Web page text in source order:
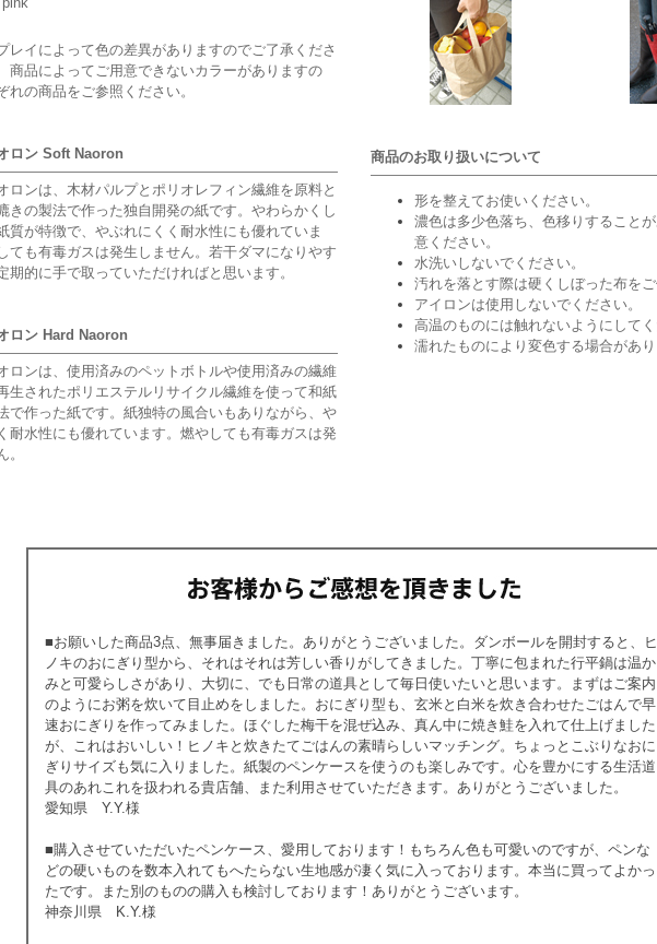
レイによって色の差異がありますのでご了承くださ
商品によってご用意できないカラーがありますの
れの商品をご参照ください。
ロン Soft Naoron
ロンは、木材パルプとポリオレフィン繊維を原料と
きの製法で作った独自開発の紙です。やわらかくし
質が特徴で、やぶれにくく耐水性にも優れていま
ても有毒ガスは発生しません。若干ダマになりやす
期的に手で取っていただければと思います。
ロン Hard Naoron
ロンは、使用済みのペットボトルや使用済みの繊維
生されたポリエステルリサイクル繊維を使って和紙
で作った紙です。紙独特の風合いもありながら、や
耐水性にも優れています。燃やしても有毒ガスは発
。
商品のお取り扱いについて
形を整えてお使いください。
濃色は多少色落ち、色移りすること
意ください。
水洗いしないでください。
汚れを落とす際は硬くしぼった布をご
アイロンは使用しないでください。
高温のものには触れないようにしてく
濡れたものにより変色する場合があり
■お願いした商品3点、無事届きました。ありがとうございました。ダンボールを開封すると、ヒ
ノキのおにぎり型から、それはそれは芳しい香りがしてきました。丁寧に包まれた行平鍋は温か
みと可愛らしさがあり、大切に、でも日常の道具として毎日使いたいと思います。まずはご案内
のようにお粥を炊いて目止めをしました。おにぎり型も、玄米と白米を炊き合わせたごはんで早
速おにぎりを作ってみました。ほぐした梅干を混ぜ込み、真ん中に焼き鮭を入れて仕上げました
が、これはおいしい！ヒノキと炊きたてごはんの素晴らしいマッチング。ちょっとこぶりなおに
ぎりサイズも気に入りました。紙製のペンケースを使うのも楽しみです。心を豊かにする生活道
具のあれこれを扱われる貴店舗、また利用させていただきます。ありがとうございました。
愛知県 Y.Y.様
■購入させていただいたペンケース、愛用しております！もちろん色も可愛いのですが、ペンな
どの硬いものを数本入れてもへたらない生地感が凄く気に入っております。本当に買ってよかっ
たです。また別のものの購入も検討しております！ありがとうございます。
神奈川県 K.Y.様